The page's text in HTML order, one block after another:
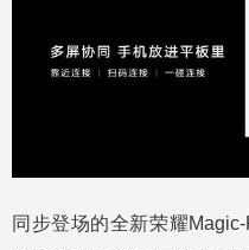
同步登场的全新荣耀